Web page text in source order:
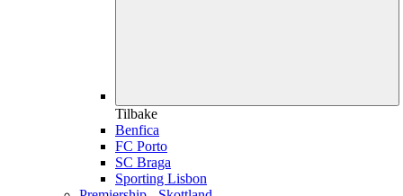
Tilbake
Benfica
FC Porto
SC Braga
Sporting Lisbon